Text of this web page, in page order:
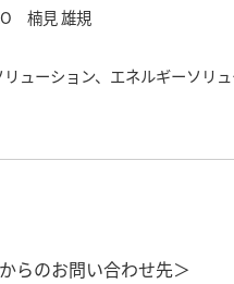
楠見 雄規
ューション、エネルギーソリ
らのお問い合わせ先＞